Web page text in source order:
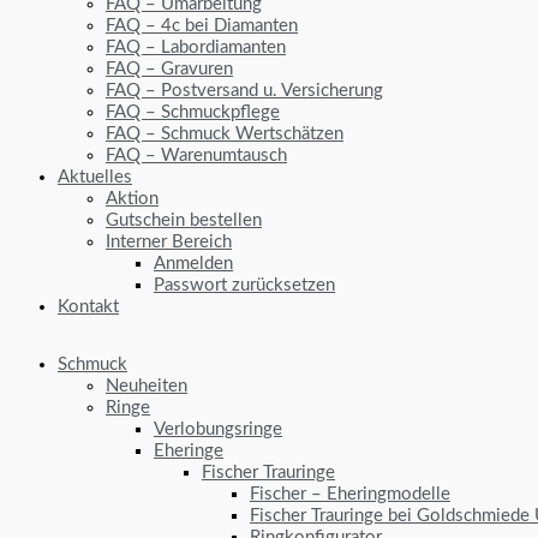
FAQ – Umarbeitung
FAQ – 4c bei Diamanten
FAQ – Labordiamanten
FAQ – Gravuren
FAQ – Postversand u. Versicherung
FAQ – Schmuckpflege
FAQ – Schmuck Wertschätzen
FAQ – Warenumtausch
Aktuelles
Aktion
Gutschein bestellen
Interner Bereich
Anmelden
Passwort zurücksetzen
Kontakt
Schmuck
Neuheiten
Ringe
Verlobungsringe
Eheringe
Fischer Trauringe
Fischer – Eheringmodelle
Fischer Trauringe bei Goldschmiede